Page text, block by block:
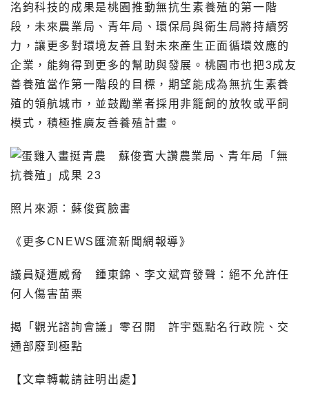
洺鈞科技的成果是桃園推動無抗生素養殖的第一階
段，未來農業局、青年局、環保局與衛生局將持續努
力，讓更多對環境友善且對未來產生正面循環效應的
企業，能夠得到更多的幫助與發展。桃園市也把3成友
善養殖當作第一階段的目標，期望能成為無抗生素養
殖的領航城市，並鼓勵業者採用非籠飼的放牧或平飼
模式，積極推廣友善養殖計畫。
照片來源：蘇俊賓臉書
《更多CNEWS匯流新聞網報導》
議員疑遭威脅 鍾東錦、李文斌齊發聲：絕不允許任
何人傷害苗栗
揭「觀光諮詢會議」零召開 許宇甄點名行政院、交
通部廢到極點
【文章轉載請註明出處】